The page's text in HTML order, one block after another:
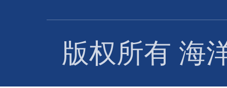
版权所有 海